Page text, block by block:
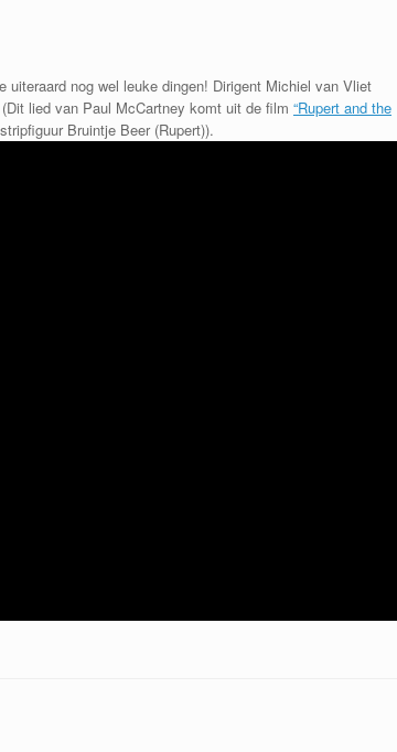
uiteraard nog wel leuke dingen! Dirigent Michiel van Vliet
lied van Paul McCartney komt uit de film “Rupert and the
Bruintje Beer (Rupert)).